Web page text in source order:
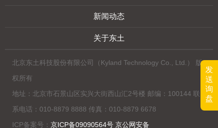
发
送
询
盘
新闻动态
关于东土
北京东土科技股份有限公司（Kyland Technology Co., Ltd.） 版
权所有
地址：北京市石景山区实兴大街西山汇2号楼 邮编：100144 联
系电话：010-8879 8888 传真：010-8879 6678
ICP备案号： 京ICP备09090564号 京公网安备